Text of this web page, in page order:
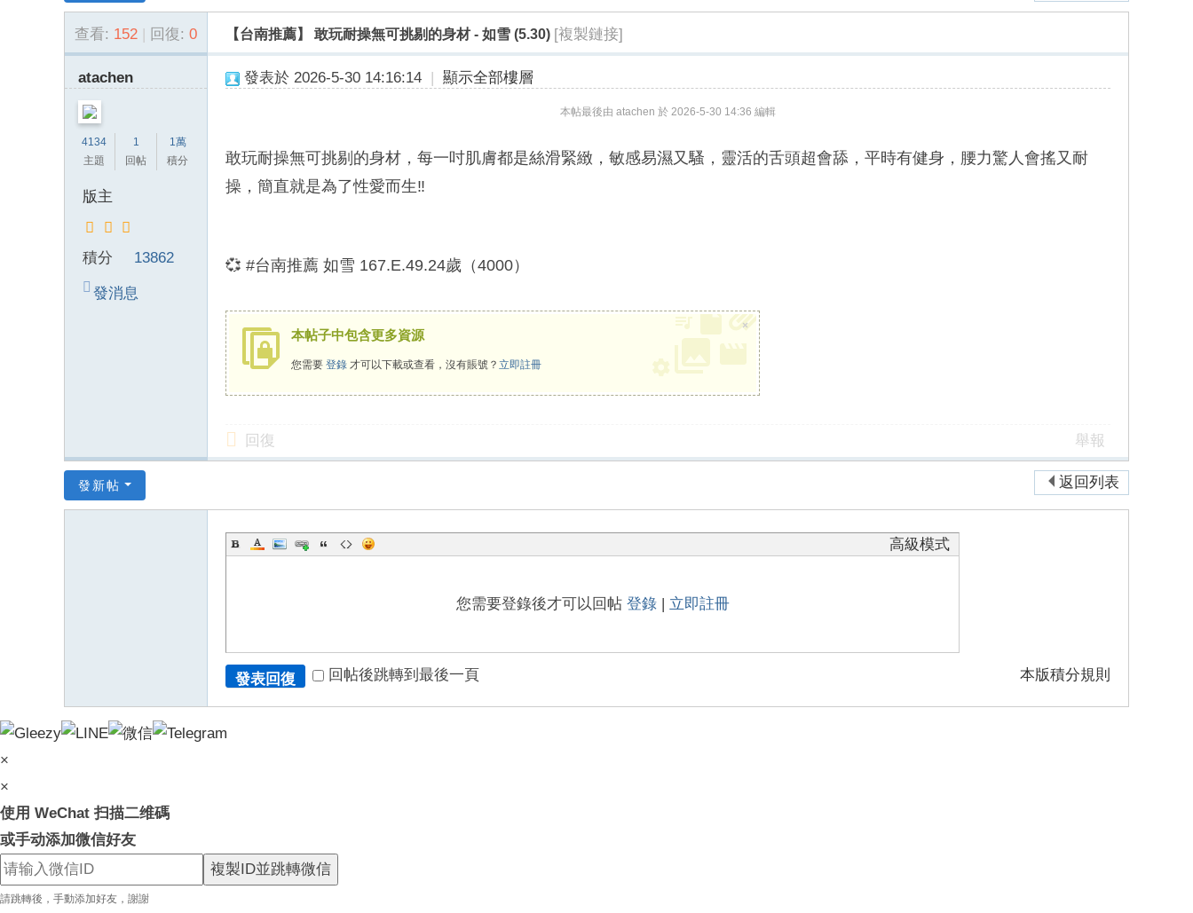
年
老
口
碑
G
：
查看: 152 | 回復: 0 【台南推薦】 敢玩耐操無可挑剔的身材 - 如雪 (5.30) [複製鏈接]
atachen
4134
主題
1
回帖
1萬
積分
版主
積分 13862
發消息
發表於 2026-5-30 14:16:14 | 顯示全部樓層
本帖最後由 atachen 於 2026-5-30 14:36 編輯
敢玩耐操無可挑剔的身材，每一吋肌膚都是絲滑緊緻，敏感易濕又騷，靈活的舌頭超會舔，平時有健身，腰力驚人會搖又耐
操，簡直就是為了性愛而生‼️
💞 #台南推薦 如雪 167.E.49.24歲（4000）
本帖子中包含更多資源
您需要 登錄 才可以下載或查看，沒有賬號？ 立即註冊
×
回復 舉報
返回列表
發新帖
高級模式
您需要登錄後才可以回帖 登錄| 立即註冊
本版積分規則
發表回復 回帖後跳轉到最後一頁
×
×
使用 WeChat 扫描二维碼
或手动添加微信好友
複製ID並跳轉微信
請跳轉後，手動添加好友，謝謝